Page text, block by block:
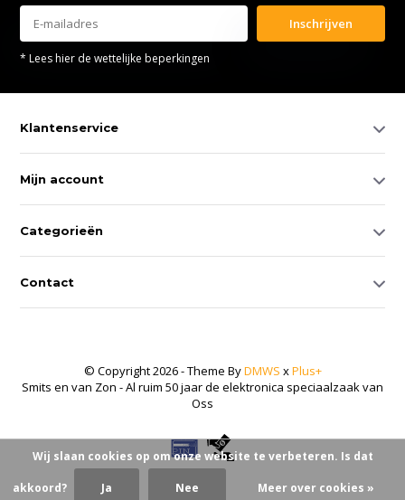
Inschrijven
* Lees hier de wettelijke beperkingen
Klantenservice
Mijn account
Categorieën
Contact
© Copyright 2026 - Theme ByDMWS xPlus+
Smits en van Zon - Al ruim 50 jaar de elektronica speciaalzaak van
Oss
Wij slaan cookies op om onze website te verbeteren. Is dat
akkoord? Ja Nee Meer over cookies »